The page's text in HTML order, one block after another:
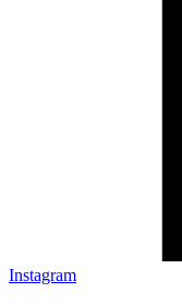
Instagram